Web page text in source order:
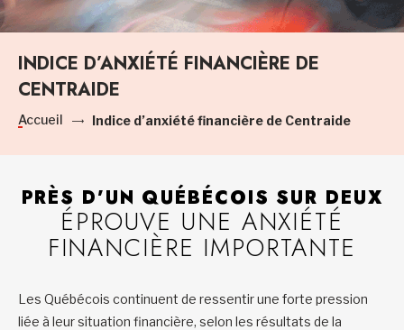
INDICE D’ANXIÉTÉ FINANCIÈRE DE
CENTRAIDE
Accueil Indice d’anxiété financière de Centraide
PRÈS D’UN QUÉBÉCOIS SUR DEUX
ÉPROUVE UNE ANXIÉTÉ
FINANCIÈRE IMPORTANTE
Les Québécois continuent de ressentir une forte pression
liée à leur situation financière, selon les résultats de la